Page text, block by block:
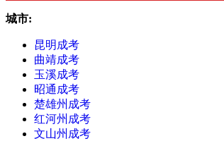
城市:
昆明成考
曲靖成考
玉溪成考
昭通成考
楚雄州成考
红河州成考
文山州成考